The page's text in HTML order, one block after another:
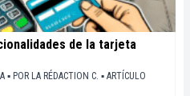
de la tarjeta
▪ POR LA RÉDACTION C. ▪ ARTÍCULO